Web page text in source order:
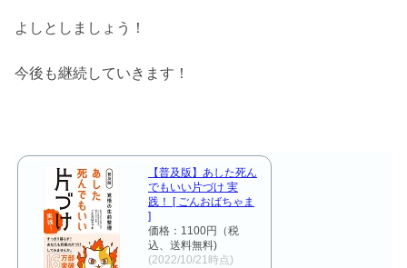
よしとしましょう！
今後も継続していきます！
【普及版】あした死ん
でもいい片づけ 実
践！ [ ごんおばちゃま
]
価格：1100円（税
込、送料無料)
(2022/10/21時点)